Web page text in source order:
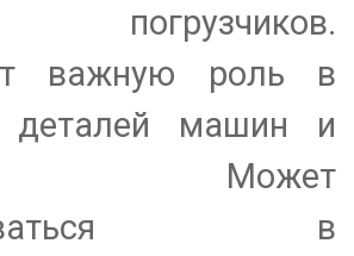
погрузчиков.
важную роль в
деталей машин и
Может
в